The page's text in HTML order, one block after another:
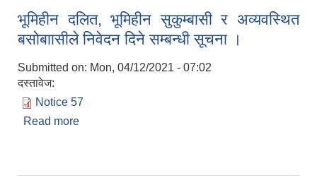
भूमिहीन दलित, भूमिहीन सुकुम्बासी र अव्यवस्थित
बसोबाासीले निवेदन दिने सम्बन्धी सूचना ।
Submitted on: Mon, 04/12/2021 - 07:02
दस्तावेज:
Notice 57
Read more